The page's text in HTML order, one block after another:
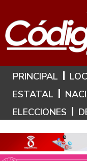
Hoy
PRINCIPAL
ESTATAL
ELECCIONES